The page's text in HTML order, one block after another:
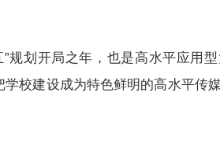
规划开局之年，也是高水平应用
校建设成为特色鲜明的高水平传